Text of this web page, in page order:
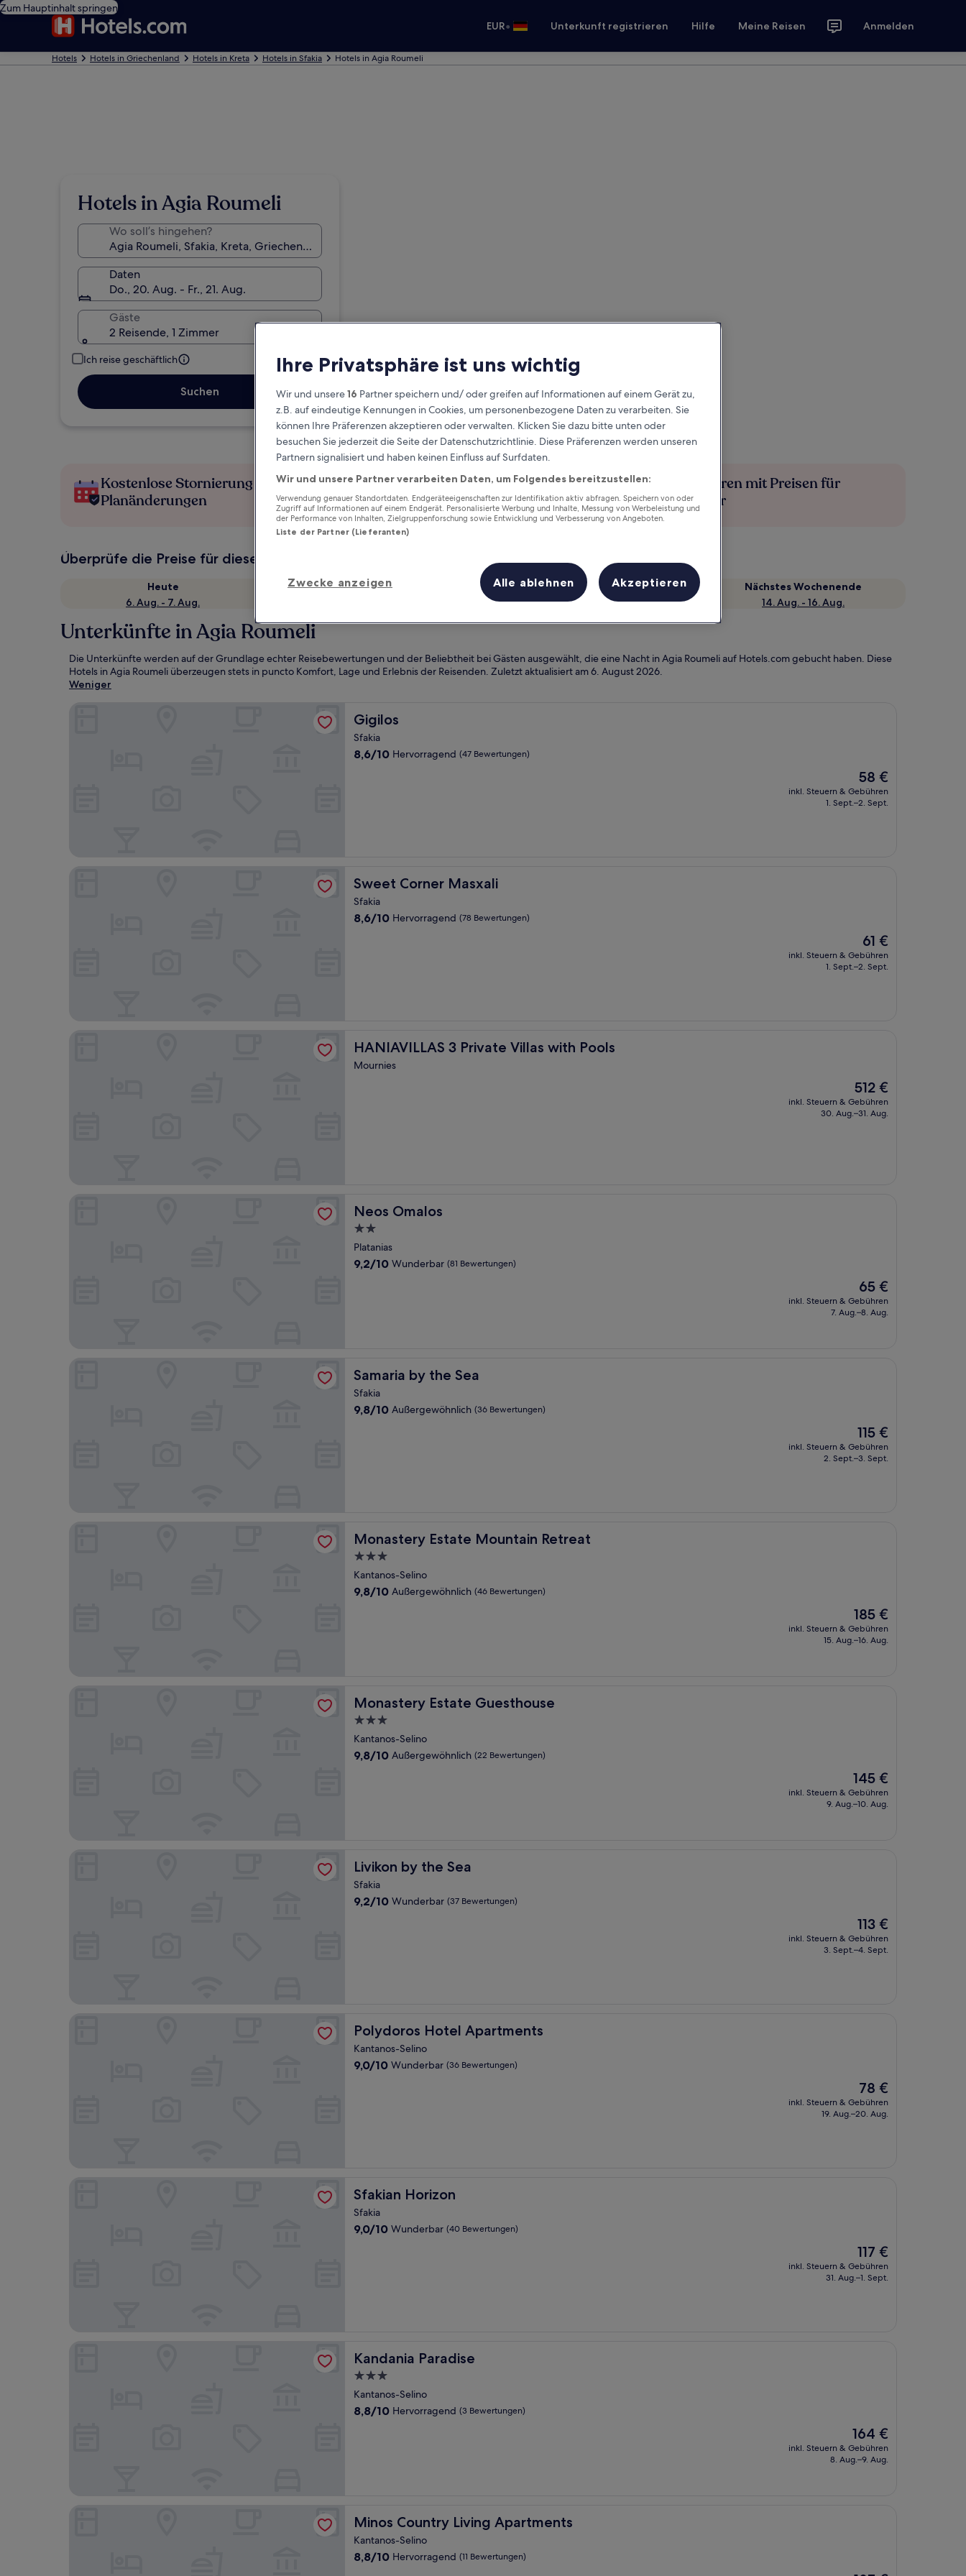
Zum Hauptinhalt springen
EUR• Unterkunft registrieren Hilfe Meine Reisen Anmelden
Hotels Hotels in Griechenland Hotels in Kreta Hotels in Sfakia Hotels in Agia Roumeli
Hotels in Agia Roumeli
Wo soll’s hingehen?
Daten
Do., 20. Aug. - Fr., 21. Aug.
Gäste
2 Reisende, 1 Zimmer
Ich reise geschäftlich
Suchen
Kostenlose Stornierung bei
Planänderungen
Verdiene Prämien für jede
wahrgenommene Übernachtung
Mehr sparen mit Preisen für
Mitglieder
Überprüfe die Preise für diese Daten
Heute
6. Aug. - 7. Aug.
Morgen
Dieses Wochenende
7. Aug. - 9. Aug.
Nächstes Wochenende
14. Aug. - 16. Aug.
Unterkünfte in Agia Roumeli
Die Unterkünfte werden auf der Grundlage echter Reisebewertungen und der Beliebtheit bei Gästen ausgewählt, die eine Nacht in Agia Roumeli auf Hotels.com gebucht haben. Diese
Hotels in Agia Roumeli überzeugen stets in puncto Komfort, Lage und Erlebnis der Reisenden. Zuletzt aktualisiert am6. August 2026.
Weniger
Gigilos
Gigilos
Sfakia
8.6
8,6/10 Hervorragend (47 Bewertungen)
Der
Preis
beträgt
58 €
inkl. Steuern & Gebühren
1. Sept.–2. Sept.
Sweet Corner Masxali
Sweet Corner Masxali
Sfakia
8.6
8,6/10 Hervorragend (78 Bewertungen)
Der
Preis
beträgt
61 €
inkl. Steuern & Gebühren
1. Sept.–2. Sept.
HANIAVILLAS 3 Private Villas with Pools
HANIAVILLAS 3 Private Villas with Pools
Mournies
Der
Preis
beträgt
512 €
inkl. Steuern & Gebühren
30. Aug.–31. Aug.
Neos Omalos
Neos Omalos
2.0-
Sterne-
Unterkunft
Platanias
9.2
9,2/10 Wunderbar (81 Bewertungen)
Der
Preis
beträgt
65 €
inkl. Steuern & Gebühren
7. Aug.–8. Aug.
Samaria by the Sea
Samaria by the Sea
Sfakia
9.8
9,8/10 Außergewöhnlich (36 Bewertungen)
Der
Preis
beträgt
115 €
inkl. Steuern & Gebühren
2. Sept.–3. Sept.
Monastery Estate Mountain Retreat
Monastery Estate Mountain Retreat
3.0-
Sterne-
Unterkunft
Kantanos-Selino
9.8
9,8/10 Außergewöhnlich (46 Bewertungen)
Der
Preis
beträgt
185 €
inkl. Steuern & Gebühren
15. Aug.–16. Aug.
Monastery Estate Guesthouse
Monastery Estate Guesthouse
3.0-
Sterne-
Unterkunft
Kantanos-Selino
9.8
9,8/10 Außergewöhnlich (22 Bewertungen)
Der
Preis
beträgt
145 €
inkl. Steuern & Gebühren
9. Aug.–10. Aug.
Livikon by the Sea
Livikon by the Sea
Sfakia
9.2
9,2/10 Wunderbar (37 Bewertungen)
Der
Preis
beträgt
113 €
inkl. Steuern & Gebühren
3. Sept.–4. Sept.
Polydoros Hotel Apartments
Polydoros Hotel Apartments
Kantanos-Selino
9.0
9,0/10 Wunderbar (36 Bewertungen)
Der
Preis
beträgt
78 €
inkl. Steuern & Gebühren
19. Aug.–20. Aug.
Sfakian Horizon
Sfakian Horizon
Sfakia
9.0
9,0/10 Wunderbar (40 Bewertungen)
Der
Preis
beträgt
117 €
inkl. Steuern & Gebühren
31. Aug.–1. Sept.
Kandania Paradise
Kandania Paradise
3.0-
Sterne-
Unterkunft
Kantanos-Selino
8.8
8,8/10 Hervorragend (3 Bewertungen)
Der
Preis
beträgt
164 €
inkl. Steuern & Gebühren
8. Aug.–9. Aug.
Minos Country Living Apartments
Minos Country Living Apartments
Kantanos-Selino
8.8
8,8/10 Hervorragend (11 Bewertungen)
Ihre Privatsphäre ist uns wichtig
Wir und unsere16 Partner speichern und/ oder greifen auf Informationen auf einem Gerät zu,
z.B. auf eindeutige Kennungen in Cookies, um personenbezogene Daten zu verarbeiten. Sie
können Ihre Präferenzen akzeptieren oder verwalten. Klicken Sie dazu bitte unten oder
besuchen Sie jederzeit die Seite der Datenschutzrichtlinie. Diese Präferenzen werden unseren
Partnern signalisiert und haben keinen Einfluss auf Surfdaten.
Wir und unsere Partner verarbeiten Daten, um Folgendes bereitzustellen:
Verwendung genauer Standortdaten. Endgeräteeigenschaften zur Identifikation aktiv abfragen. Speichern von oder
Zugriff auf Informationen auf einem Endgerät. Personalisierte Werbung und Inhalte, Messung von Werbeleistung und
der Performance von Inhalten, Zielgruppenforschung sowie Entwicklung und Verbesserung von Angeboten.
Liste der Partner (Lieferanten)
Zwecke anzeigen Alle ablehnen Akzeptieren